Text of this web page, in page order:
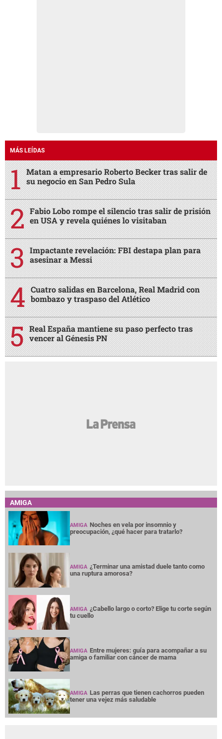
MÁS LEÍDAS
Matan a empresario Roberto Becker tras salir de
su negocio en San Pedro Sula
Fabio Lobo rompe el silencio tras salir de prisión
en USA y revela quiénes lo visitaban
Impactante revelación: FBI destapa plan para
asesinar a Messi
Cuatro salidas en Barcelona, Real Madrid con
bombazo y traspaso del Atlético
Real España mantiene su paso perfecto tras
vencer al Génesis PN
AMIGA
AMIGA Noches en vela por insomnio y
preocupación, ¿qué hacer para tratarlo?
AMIGA ¿Terminar una amistad duele tanto como
una ruptura amorosa?
AMIGA ¿Cabello largo o corto? Elige tu corte según
tu cuello
AMIGA Entre mujeres: guía para acompañar a su
amiga o familiar con cáncer de mama
AMIGA Las perras que tienen cachorros pueden
tener una vejez más saludable